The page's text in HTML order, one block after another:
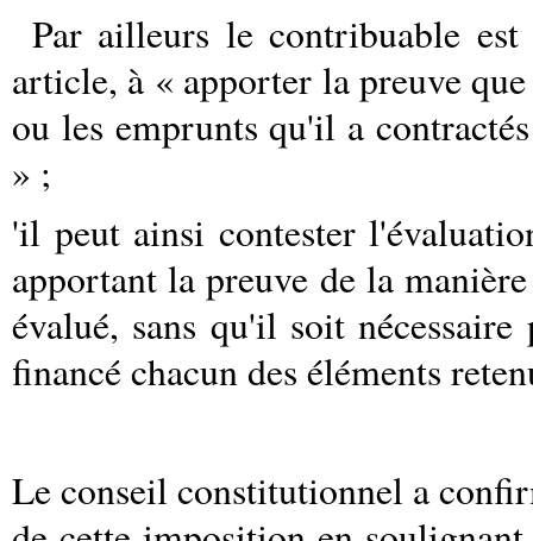
Par ailleurs le contribuable
article, à « apporter la preuve
ou les emprunts qu'il a
» ;
'il peut ainsi contester
apportant la preuve de la
évalué, sans qu'il soit
financé chacun des éléments
Le conseil constitutionnel a